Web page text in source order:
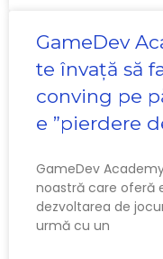
GameDev
te învață să
conving pe
e ”pierdere
GameDev
noastră care oferă
dezvoltarea de
urmă cu un